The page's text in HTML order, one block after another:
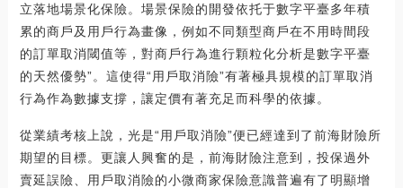
立落地場景化保險。場景保險的開發依托于數字平臺多年積
累的商戶及用戶行為畫像，例如不同類型商戶在不用時間段
的訂單取消閾值等，對商戶行為進行顆粒化分析是數字平臺
的天然優勢”。這使得“用戶取消險”有著極具規模的訂單取消
行為作為數據支撐，讓定價有著充足而科學的依據。
從業績考核上說，光是“用戶取消險”便已經達到了前海財險所
期望的目標。更讓人興奮的是，前海財險注意到，投保過外
賣延誤險、用戶取消險的小微商家保險意識普遍有了明顯增